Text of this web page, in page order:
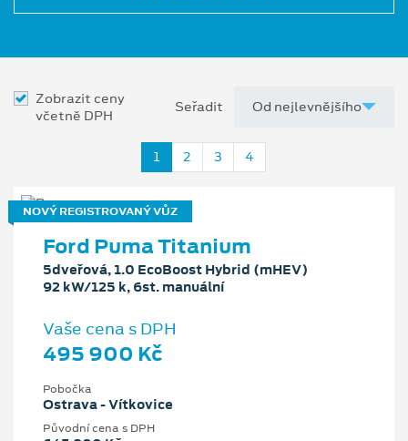
Zobrazit ceny
včetně DPH
Seřadit
1 2 3 4
NOVÝ REGISTROVANÝ VŮZ
Ford Puma Titanium
5dveřová, 1.0 EcoBoost Hybrid (mHEV)
92 kW/125 k, 6st. manuální
Vaše cena s DPH
495 900 Kč
Pobočka
Ostrava - Vítkovice
Původní cena s DPH